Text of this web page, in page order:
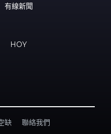
有線新聞
HOY
缺 聯絡我們